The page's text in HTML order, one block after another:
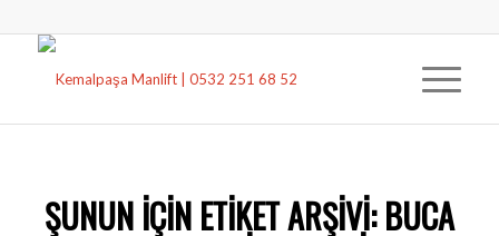
ŞUNUN IÇIN ETIKET ARŞIVI:BUCA